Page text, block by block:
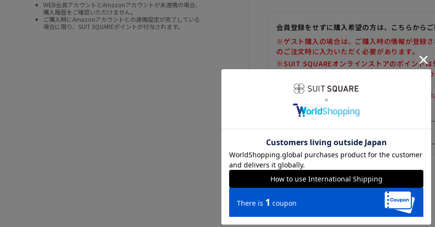
WEB会員アカウントとAmazonアカウントが未連携の場合、
購入履歴をご確認いただけません。
ご購入時にAmazonアカウントとの連携設定が完了している
場合に限り、SUIT SQUAREポイントが付与されます。
会員登録をせずに購入希望の方は、こちらからご
※ゲスト購入の場合は、ご購入時の情報が登録
のご注文時に入力いただく必要があります。
※SUIT SQUAREオンラインストアのポイントは
また、ゲスト購入後の会員情報統合・ポイント
しかねます。
※購入履歴の確認、領収書の発行、キャンセル
だけません。